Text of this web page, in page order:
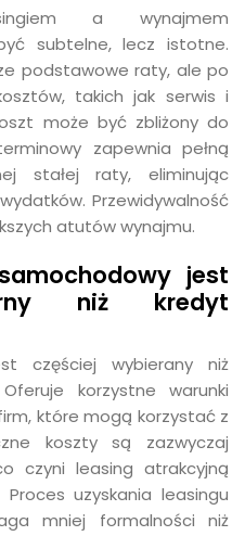
a wynajmem
subtelne, lecz istotne.
podstawowe raty, ale po
takich jak serwis i
może być zbliżony do
zapewnia pełną
stałej raty, eliminując
Przewidywalność
atutów wynajmu.
jest
niż kredyt
częściej wybierany niż
korzystne warunki
które mogą korzystać z
koszty są zazwyczaj
czyni leasing atrakcyjną
uzyskania leasingu
mniej formalności niż